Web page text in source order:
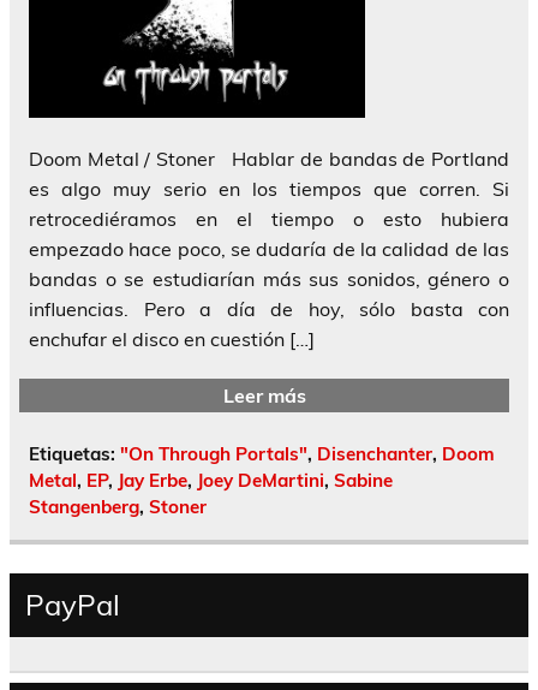
Doom Metal / Stoner Hablar de bandas de Portland
es algo muy serio en los tiempos que corren. Si
retrocediéramos en el tiempo o esto hubiera
empezado hace poco, se dudaría de la calidad de las
bandas o se estudiarían más sus sonidos, género o
influencias. Pero a día de hoy, sólo basta con
enchufar el disco en cuestión […]
Leer más
Etiquetas: "On Through Portals", Disenchanter, Doom
Metal, EP, Jay Erbe, Joey DeMartini, Sabine
Stangenberg, Stoner
PayPal